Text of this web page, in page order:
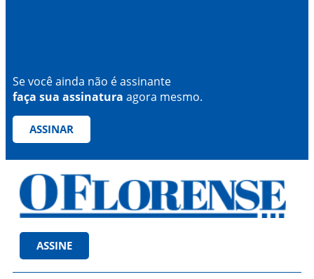
Se você ainda não é assinante
faça sua assinatura agora mesmo.
ASSINAR
ASSINE